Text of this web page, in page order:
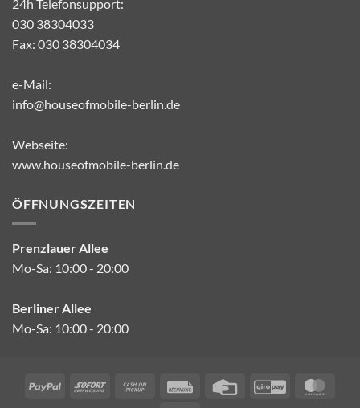
24h Telefonsupport:
030 38304033
Fax: 030 38304034
e-Mail:
info@houseofmobile-berlin.de
Webseite:
www.houseofmobile-berlin.de
ÖFFNUNGSZEITEN
Prenzlauer Allee
Mo-Sa: 10:00 - 20:00
Berliner Allee
Mo-Sa: 10:00 - 20:00
PayPal Sofort
Cash
Rechung
Credit
GiroPay